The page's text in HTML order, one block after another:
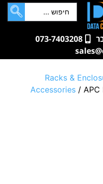
073-7403208
Racks &
Accessories / APC